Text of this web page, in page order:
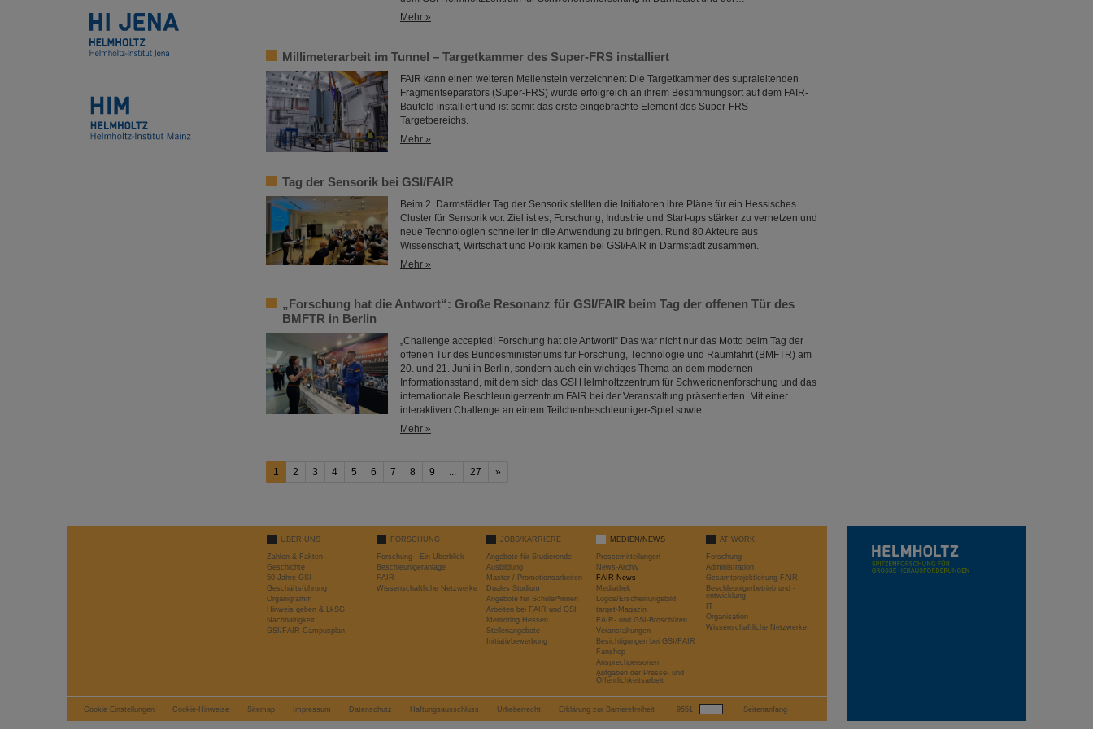
Mehr »
Millimeterarbeit im Tunnel – Targetkammer des Super-FRS installiert
FAIR kann einen weiteren Meilenstein verzeichnen: Die Targetkammer des supraleitenden
Fragmentseparators (Super-FRS) wurde erfolgreich an ihrem Bestimmungsort auf dem FAIR-
Baufeld installiert und ist somit das erste eingebrachte Element des Super-FRS-
Targetbereichs.
Mehr »
Tag der Sensorik bei GSI/FAIR
Beim 2. Darmstädter Tag der Sensorik stellten die Initiatoren ihre Pläne für ein Hessisches
Cluster für Sensorik vor. Ziel ist es, Forschung, Industrie und Start-ups stärker zu vernetzen und
neue Technologien schneller in die Anwendung zu bringen. Rund 80 Akteure aus
Wissenschaft, Wirtschaft und Politik kamen bei GSI/FAIR in Darmstadt zusammen.
Mehr »
„Forschung hat die Antwort“: Große Resonanz für GSI/FAIR beim Tag der offenen Tür des
BMFTR in Berlin
„Challenge accepted! Forschung hat die Antwort!“ Das war nicht nur das Motto beim Tag der
offenen Tür des Bundesministeriums für Forschung, Technologie und Raumfahrt (BMFTR) am
20. und 21. Juni in Berlin, sondern auch ein wichtiges Thema an dem modernen
Informationsstand, mit dem sich das GSI Helmholtzzentrum für Schwerionenforschung und das
internationale Beschleunigerzentrum FAIR bei der Veranstaltung präsentierten. Mit einer
interaktiven Challenge an einem Teilchenbeschleuniger-Spiel sowie…
Mehr »
1 2 3 4 5 6 7 8 9 ... 27 »
ÜBER UNS
Zahlen & Fakten
Geschichte
50 Jahre GSI
Geschäftsführung
Organigramm
Hinweis geben & LkSG
Nachhaltigkeit
GSI/FAIR-Campusplan
FORSCHUNG
Forschung - Ein Überblick
Beschleunigeranlage
FAIR
Wissenschaftliche Netzwerke
JOBS/KARRIERE
Angebote für Studierende
Ausbildung
Master / Promotionsarbeiten
Duales Studium
Angebote für Schüler*innen
Arbeiten bei FAIR und GSI
Mentoring Hessen
Stellenangebote
Initiativbewerbung
MEDIEN/NEWS
Pressemitteilungen
News-Archiv
FAIR-News
Mediathek
Logos/Erscheinungsbild
target-Magazin
FAIR- und GSI-Broschüren
Veranstaltungen
Besichtigungen bei GSI/FAIR
Fanshop
Ansprechpersonen
Aufgaben der Presse- und
Öffentlichkeitsarbeit
AT WORK
Forschung
Administration
Gesamtprojektleitung FAIR
Beschleunigerbetrieb und -
entwicklung
IT
Organisation
Wissenschaftliche Netzwerke
Cookie Einstellungen Cookie-Hinweise Sitemap Impressum Datenschutz Haftungsausschluss Urheberrecht Erklärung zur Barrierefreiheit 9551 Seitenanfang